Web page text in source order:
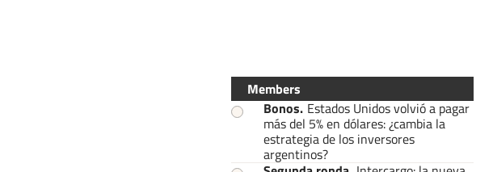
Members
Bonos. Estados Unidos volvió a pagar
más del 5% en dólares: ¿cambia la
estrategia de los inversores
argentinos?